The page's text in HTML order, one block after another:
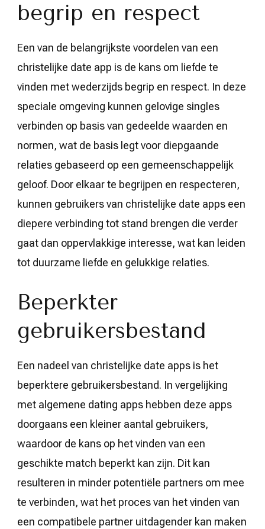
begrip en respect
Een van de belangrijkste voordelen van een
christelijke date app is de kans om liefde te
vinden met wederzijds begrip en respect. In deze
speciale omgeving kunnen gelovige singles
verbinden op basis van gedeelde waarden en
normen, wat de basis legt voor diepgaande
relaties gebaseerd op een gemeenschappelijk
geloof. Door elkaar te begrijpen en respecteren,
kunnen gebruikers van christelijke date apps een
diepere verbinding tot stand brengen die verder
gaat dan oppervlakkige interesse, wat kan leiden
tot duurzame liefde en gelukkige relaties.
Beperkter
gebruikersbestand
Een nadeel van christelijke date apps is het
beperktere gebruikersbestand. In vergelijking
met algemene dating apps hebben deze apps
doorgaans een kleiner aantal gebruikers,
waardoor de kans op het vinden van een
geschikte match beperkt kan zijn. Dit kan
resulteren in minder potentiële partners om mee
te verbinden, wat het proces van het vinden van
een compatibele partner uitdagender kan maken